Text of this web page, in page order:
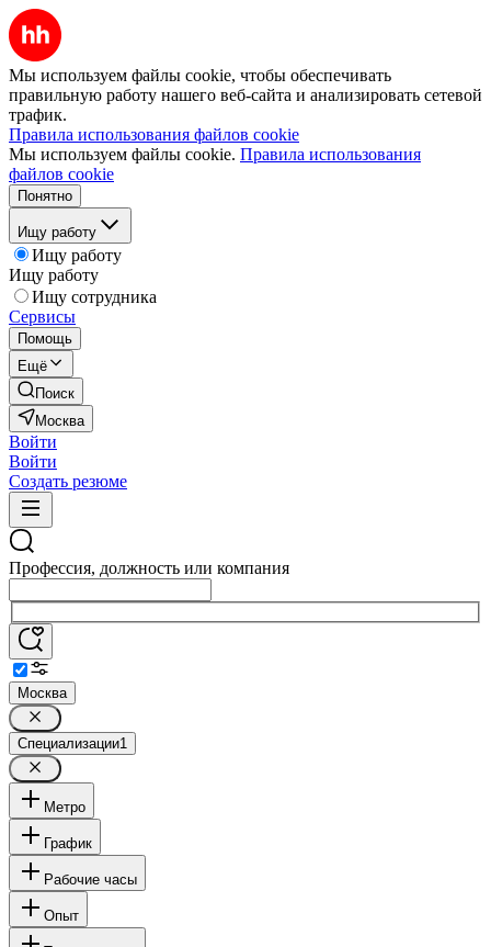
Мы используем файлы cookie, чтобы обеспечивать
правильную работу нашего веб-сайта и анализировать сетевой
трафик.
Правила использования файлов cookie
Мы используем файлы cookie. Правила использования
файлов cookie
Понятно
Ищу работу
Ищу работу
Ищу работу
Ищу сотрудника
Сервисы
Помощь
Ещё
Поиск
Москва
Войти
Войти
Создать резюме
Профессия, должность или компания
Москва
Специализации1
Метро
График
Рабочие часы
Опыт